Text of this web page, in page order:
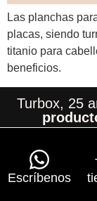
Las planchas
placas, siendo
titanio para
beneficios.
Turbox, 25
Escríbenos